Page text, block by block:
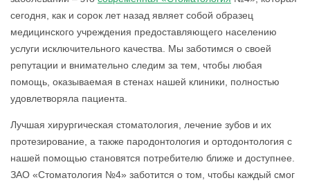
сегодня, как и сорок лет назад являет собой образец
медицинского учреждения предоставляющего населению
услуги исключительного качества. Мы заботимся о своей
репутации и внимательно следим за тем, чтобы любая
помощь, оказываемая в стенах нашей клиники, полностью
удовлетворяла пациента.
Лучшая хирургическая стоматология, лечение зубов и их
протезирование, а также пародонтология и ортодонтология с
нашей помощью становятся потребителю ближе и доступнее.
ЗАО «Стоматология №4» заботится о том, чтобы каждый смог